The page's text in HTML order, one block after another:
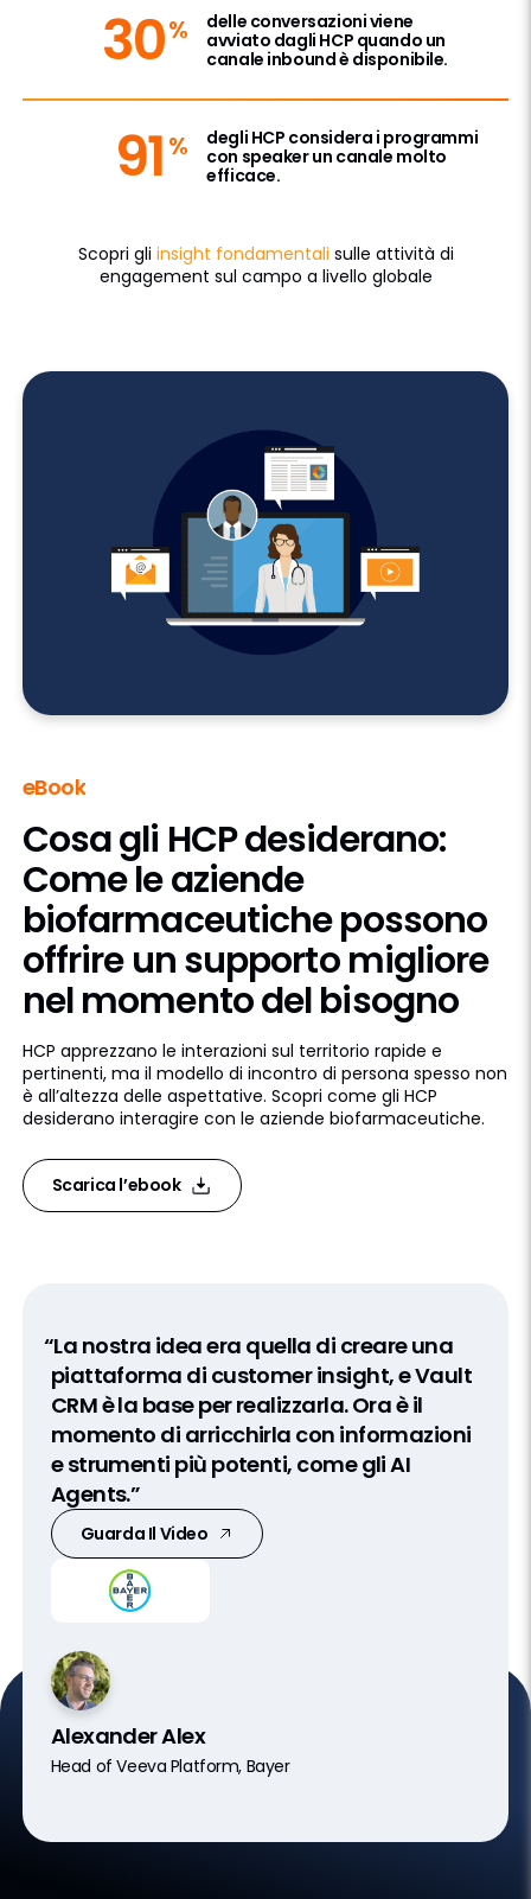
30%
delle conversazioni viene
avviato dagli HCP quando un
canale inbound è disponibile.
91 %
degli HCP considera i programmi
con speaker un canale molto
efficace.
Scopri gli insight fondamentali sulle attività di
engagement sul campo a livello globale
eBook
Cosa gli HCP desiderano:
Come le aziende
biofarmaceutiche possono
offrire un supporto migliore
nel momento del bisogno
HCP apprezzano le interazioni sul territorio rapide e
pertinenti, ma il modello di incontro di persona spesso non
è all’altezza delle aspettative. Scopri come gli HCP
desiderano interagire con le aziende biofarmaceutiche.
Scarica l’ebook
“La nostra idea era quella di creare una
piattaforma di customer insight, e Vault
CRM è la base per realizzarla. Ora è il
momento di arricchirla con informazioni
e strumenti più potenti, come gli AI
Agents.”
Guarda Il Video
Alexander Alex
Head of Veeva Platform, Bayer